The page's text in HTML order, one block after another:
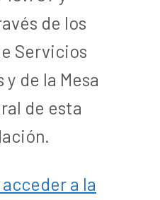
de los
Servicios
de la Mesa
de esta
a la